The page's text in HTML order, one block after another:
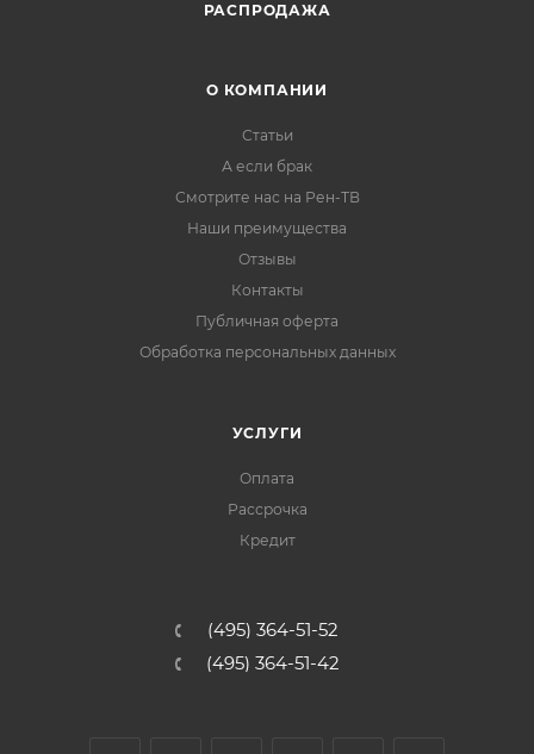
РАСПРОДАЖА
О КОМПАНИИ
Статьи
А если брак
Смотрите нас на Рен-ТВ
Наши преимущества
Отзывы
Контакты
Публичная оферта
Обработка персональных данных
УСЛУГИ
Оплата
Рассрочка
Кредит
(495) 364-51-52
(495) 364-51-42